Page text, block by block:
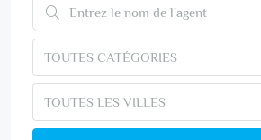
TOUTES CATÉGORIES
TOUTES LES VILLES